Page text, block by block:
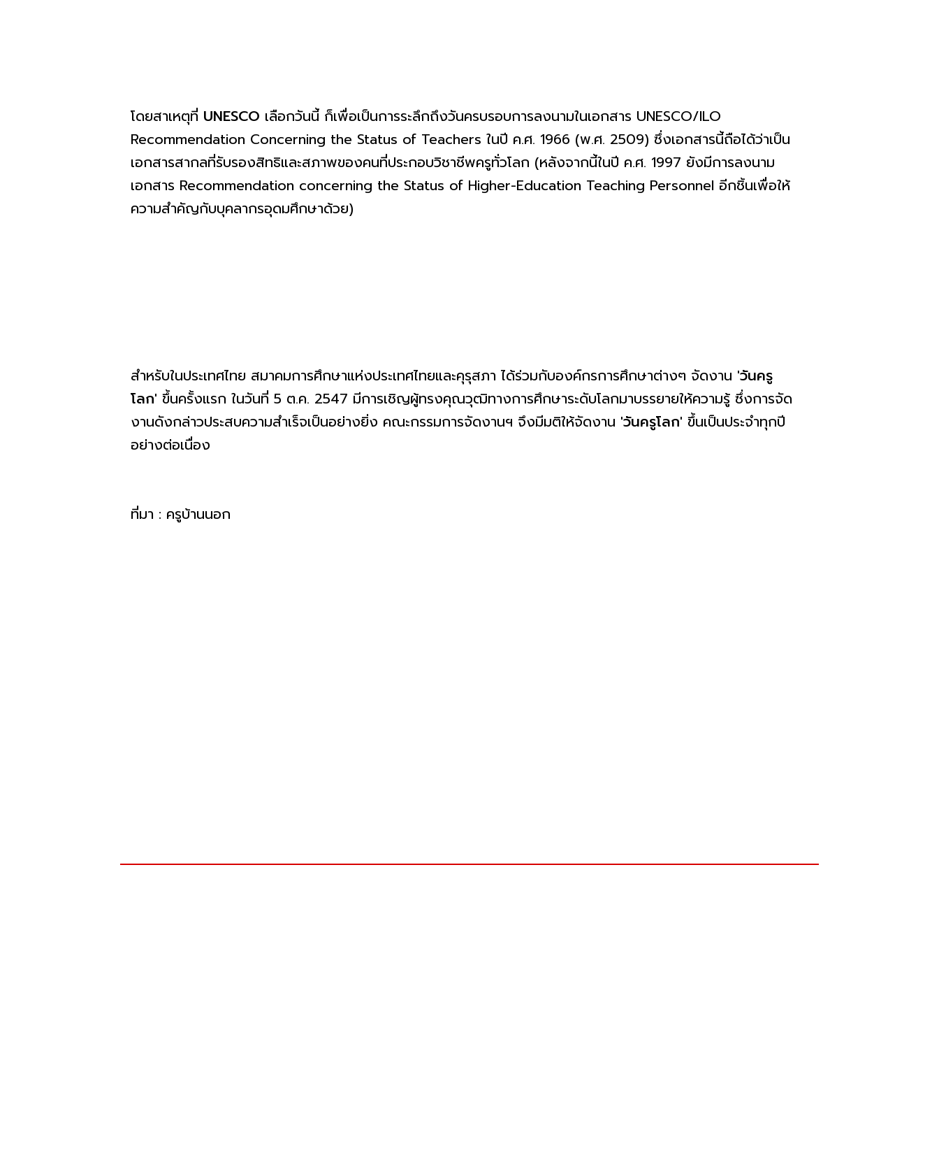
โดยสาเหตุที่ UNESCO เลือกวันนี้ ก็เพื่อเป็นการระลึกถึงวันครบรอบการลงนามในเอกสาร UNESCO/ILO
Recommendation Concerning the Status of Teachers ในปี ค.ศ. 1966 (พ.ศ. 2509) ซึ่งเอกสารนี้ถือได้ว่าเป็น
เอกสารสากลที่รับรองสิทธิและสภาพของคนที่ประกอบวิชาชีพครูทั่วโลก (หลังจากนี้ในปี ค.ศ. 1997 ยังมีการลงนาม
เอกสาร Recommendation concerning the Status of Higher-Education Teaching Personnel อีกชิ้นเพื่อให้
ความสำคัญกับบุคลากรอุดมศึกษาด้วย)
สำหรับในประเทศไทย สมาคมการศึกษาแห่งประเทศไทยและคุรุสภา ได้ร่วมกับองค์กรการศึกษาต่างๆ จัดงาน 'วันครู
โลก' ขึ้นครั้งแรก ในวันที่ 5 ต.ค. 2547 มีการเชิญผู้ทรงคุณวุฒิทางการศึกษาระดับโลกมาบรรยายให้ความรู้ ซึ่งการจัด
งานดังกล่าวประสบความสำเร็จเป็นอย่างยิ่ง คณะกรรมการจัดงานฯ จึงมีมติให้จัดงาน 'วันครูโลก' ขึ้นเป็นประจำทุกปี
อย่างต่อเนื่อง
ที่มา : ครูบ้านนอก